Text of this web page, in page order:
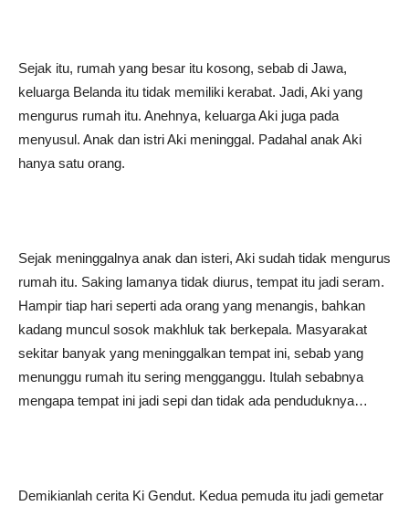
Sejak itu, rumah yang besar itu kosong, sebab di Jawa,
keluarga Belanda itu tidak memiliki kerabat. Jadi, Aki yang
mengurus rumah itu. Anehnya, keluarga Aki juga pada
menyusul. Anak dan istri Aki meninggal. Padahal anak Aki
hanya satu orang.
Sejak meninggalnya anak dan isteri, Aki sudah tidak mengurus
rumah itu. Saking lamanya tidak diurus, tempat itu jadi seram.
Hampir tiap hari seperti ada orang yang menangis, bahkan
kadang muncul sosok makhluk tak berkepala. Masyarakat
sekitar banyak yang meninggalkan tempat ini, sebab yang
menunggu rumah itu sering mengganggu. Itulah sebabnya
mengapa tempat ini jadi sepi dan tidak ada penduduknya…
Demikianlah cerita Ki Gendut. Kedua pemuda itu jadi gemetar